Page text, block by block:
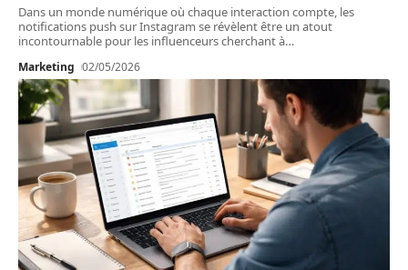
Dans un monde numérique où chaque interaction compte, les
notifications push sur Instagram se révèlent être un atout
incontournable pour les influenceurs cherchant à…
Marketing 02/05/2026